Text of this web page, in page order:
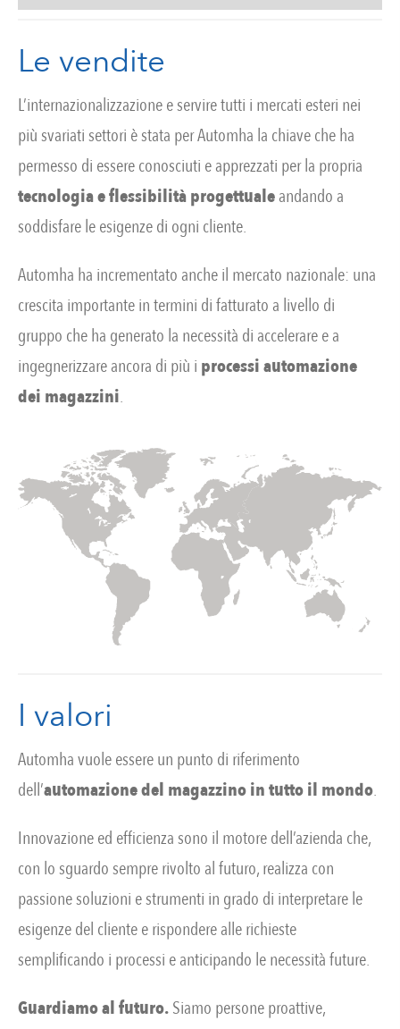
Le vendite
L’internazionalizzazione e servire tutti i mercati esteri nei
più svariati settori è stata per Automha la chiave che ha
permesso di essere conosciuti e apprezzati per la propria
tecnologia e flessibilità progettualeandando a
soddisfare le esigenze di ogni cliente.
Automha ha incrementato anche il mercato nazionale: una
crescita importante in termini di fatturato a livello di
gruppo che ha generato la necessità di accelerare e a
ingegnerizzare ancora di più i processi automazione
dei magazzini.
I valori
Automha vuole essere un punto di riferimento
dell’automazione del magazzino in tutto il mondo.
Innovazione ed efficienza sono il motore dell’azienda che,
con lo sguardo sempre rivolto al futuro, realizza con
passione soluzioni e strumenti in grado di interpretare le
esigenze del cliente e rispondere alle richieste
semplificando i processi e anticipando le necessità future.
Guardiamo al futuro.Siamo persone proattive,